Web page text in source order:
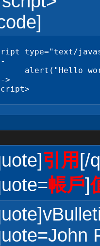
type="text/
>
引用 [/
帳戶]